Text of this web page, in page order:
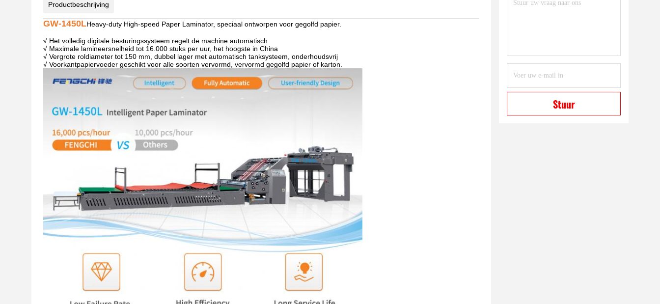
Productbeschrijving
GW-1450LHeavy-duty High-speed Paper Laminator, speciaal ontworpen voor gegolfd papier.
√ Het volledig digitale besturingssysteem regelt de machine automatisch
√ Maximale lamineersnelheid tot 16.000 stuks per uur, het hoogste in China
√ Vergrote roldiameter tot 150 mm, dubbel lager met automatisch tanksysteem, onderhoudsvrij
√ Voorkantpapiervoeder geschikt voor alle soorten vervormd, vervormd gegolfd papier of karton.
Stuur